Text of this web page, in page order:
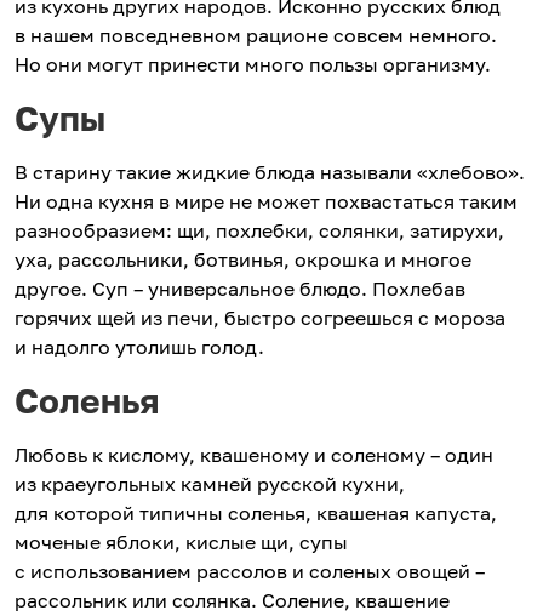
из кухонь других народов. Исконно русских блюд
в нашем повседневном рационе совсем немного.
Но они могут принести много пользы организму.
Супы
В старину такие жидкие блюда называли «хлебово».
Ни одна кухня в мире не может похвастаться таким
разнообразием: щи, похлебки, солянки, затирухи,
уха, рассольники, ботвинья, окрошка и многое
другое. Суп – универсальное блюдо. Похлебав
горячих щей из печи, быстро согреешься с мороза
и надолго утолишь голод.
Соленья
Любовь к кислому, квашеному и соленому – один
из краеугольных камней русской кухни,
для которой типичны соленья, квашеная капуста,
моченые яблоки, кислые щи, супы
с использованием рассолов и соленых овощей –
рассольник или солянка. Соление, квашение